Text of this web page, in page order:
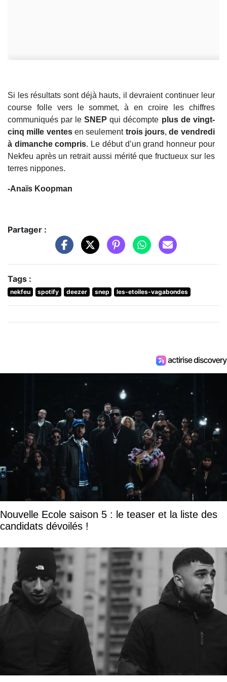
Si les résultats sont déjà hauts, il devraient continuer leur
course folle vers le sommet, à en croire les chiffres
communiqués par le SNEP qui décompte plus de vingt-
cinq mille ventesen seulementtrois jours,de vendredi
à dimanche compris. Le début d’un grand honneur pour
Nekfeu après un retrait aussi mérité que fructueux sur les
terres nippones.
-Anaïs Koopman
Partager :
Tags :
nekfeu spotify deezer snep les-etoiles-vagabondes
Nouvelle Ecole saison 5 : le teaser et la liste des
candidats dévoilés !